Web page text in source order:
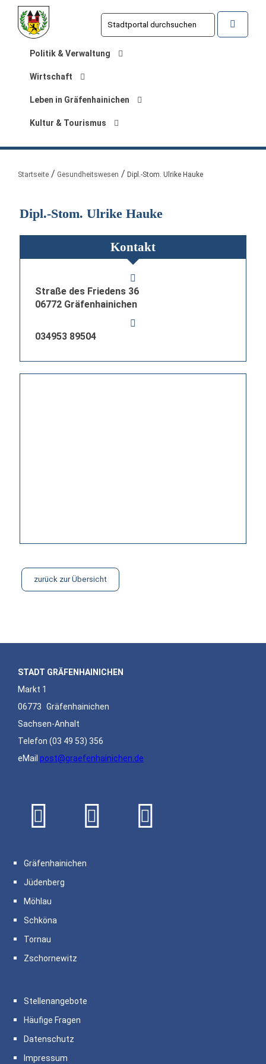
Politik & Verwaltung
Wirtschaft
Leben in Gräfenhainichen
Kultur & Tourismus
Sie sind hier:
Startseite Gesundheitswesen Dipl.-Stom. Ulrike Hauke
Dipl.-Stom. Ulrike Hauke
Kontakt
Straße des Friedens 36
06772 Gräfenhainichen
034953 89504
zurück zur Übersicht
STADT GRÄFENHAINICHEN
Markt 1
06773 Gräfenhainichen
Sachsen-Anhalt
Telefon (03 49 53) 356
eMail post@graefenhainichen.de
Gräfenhainichen
Jüdenberg
Möhlau
Schköna
Tornau
Zschornewitz
Stellenangebote
Häufige Fragen
Datenschutz
Impressum